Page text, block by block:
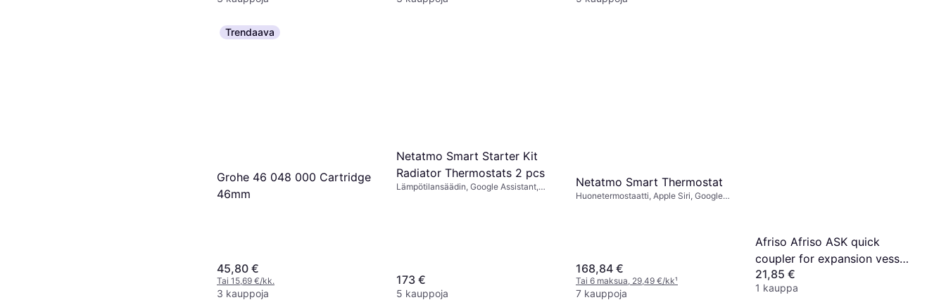
Trendaava
Grohe 46 048 000 Cartridge
46mm
45,80 €
Tai 15,69 €/kk.
3 kauppoja
Netatmo Smart Starter Kit
Radiator Thermostats 2 pcs
Lämpötilansäädin, Google Assistant,
173 €
5 kauppoja
Netatmo Smart Thermostat
Huonetermostaatti, Apple Siri, Google
168,84 €
Tai 6 maksua, 29,49 €/kk¹
7 kauppoja
Afriso Afriso ASK quick
coupler for expansion vessel
with inspection valve 2x3/4
GW 77924
21,85 €
1 kauppa